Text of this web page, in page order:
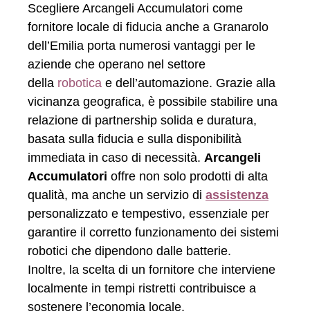
Scegliere Arcangeli Accumulatori come
fornitore locale di fiducia anche a Granarolo
dell’Emilia porta numerosi vantaggi per le
aziende che operano nel settore
della robotica e dell’automazione. Grazie alla
vicinanza geografica, è possibile stabilire una
relazione di partnership solida e duratura,
basata sulla fiducia e sulla disponibilità
immediata in caso di necessità. Arcangeli
Accumulatori offre non solo prodotti di alta
qualità, ma anche un servizio di assistenza
personalizzato e tempestivo, essenziale per
garantire il corretto funzionamento dei sistemi
robotici che dipendono dalle batterie.
Inoltre, la scelta di un fornitore che interviene
localmente in tempi ristretti contribuisce a
sostenere l’economia locale.